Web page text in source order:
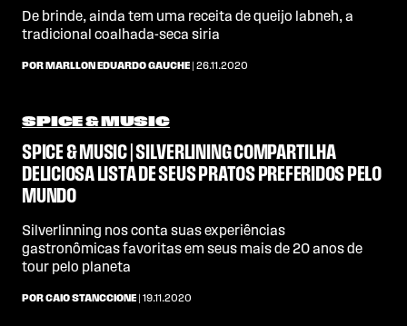
De brinde, ainda tem uma receita de queijo labneh, a
tradicional coalhada-seca siria
POR MARLLON EDUARDO GAUCHE | 26.11.2020
SPICE & MUSIC
SPICE & MUSIC | SILVERLINING COMPARTILHA
DELICIOSA LISTA DE SEUS PRATOS PREFERIDOS PELO
MUNDO
Silverlinning nos conta suas experiências
gastronômicas favoritas em seus mais de 20 anos de
tour pelo planeta
POR CAIO STANCCIONE | 19.11.2020